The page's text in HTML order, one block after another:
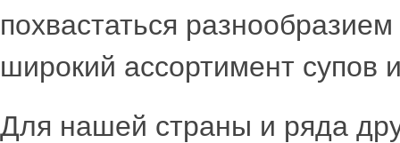
похвастаться
широкий ассортимент супов
Для нашей страны и ряда